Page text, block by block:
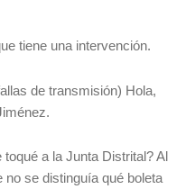
tiene una intervención.
de transmisión) Hola,
a la Junta Distrital? Al
no se distinguía qué boleta